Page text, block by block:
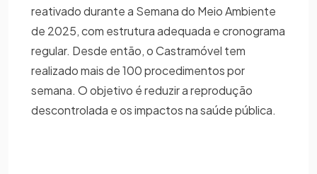
reativado durante a Semana do Meio Ambiente
de 2025, com estrutura adequada e cronograma
regular. Desde então, o Castramóvel tem
realizado mais de 100 procedimentos por
semana. O objetivo é reduzir a reprodução
descontrolada e os impactos na saúde pública.